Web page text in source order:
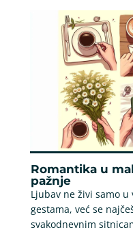
Romantika u
pažnje
Ljubav ne živi samo
gestama, već se
svakodnevnim